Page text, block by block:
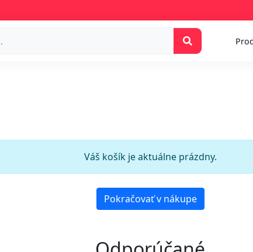
Váš košík je aktuálne prázdny.
Pokračovať v nákupe